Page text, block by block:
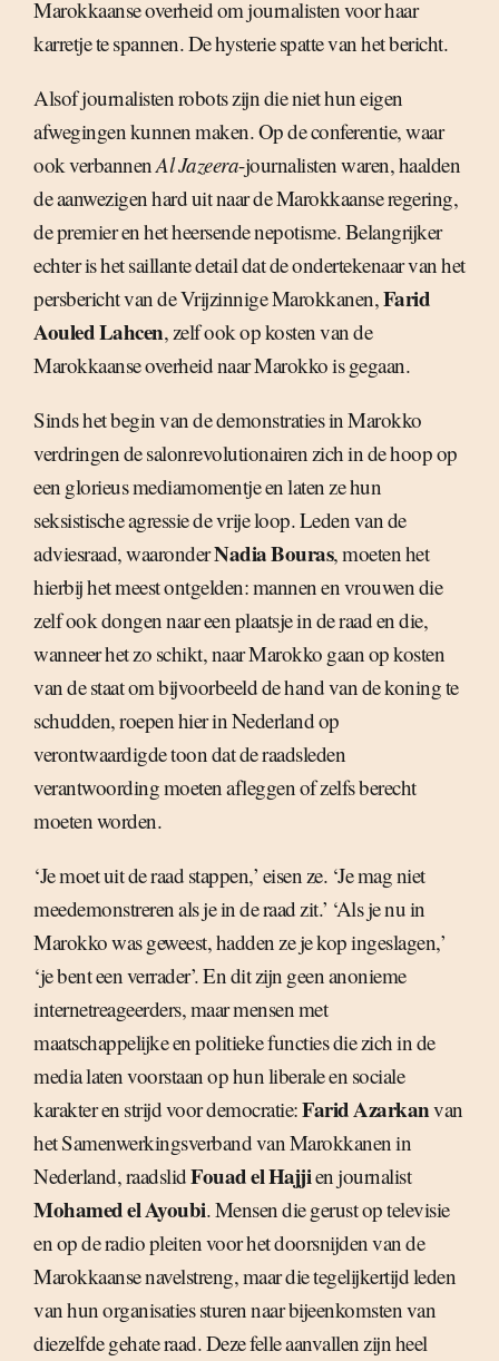
Marokkaanse overheid om journalisten voor haar
karretje te spannen. De hysterie spatte van het bericht.
Alsof journalisten robots zijn die niet hun eigen
afwegingen kunnen maken. Op de conferentie, waar
ook verbannenAl Jazeera-journalisten waren, haalden
de aanwezigen hard uit naar de Marokkaanse regering,
de premier en het heersende nepotisme. Belangrijker
echter is het saillante detail dat de ondertekenaar van het
persbericht van de Vrijzinnige Marokkanen,Farid
Aouled Lahcen, zelf ook op kosten van de
Marokkaanse overheid naar Marokko is gegaan.
Sinds het begin van de demonstraties in Marokko
verdringen de salonrevolutionairen zich in de hoop op
een glorieus mediamomentje en laten ze hun
seksistische agressie de vrije loop. Leden van de
adviesraad, waaronderNadia Bouras, moeten het
hierbij het meest ontgelden: mannen en vrouwen die
zelf ook dongen naar een plaatsje in de raad en die,
wanneer het zo schikt, naar Marokko gaan op kosten
van de staat om bijvoorbeeld de hand van de koning te
schudden, roepen hier in Nederland op
verontwaardigde toon dat de raadsleden
verantwoording moeten afleggen of zelfs berecht
moeten worden.
‘Je moet uit de raad stappen,’ eisen ze. ‘Je mag niet
meedemonstreren als je in de raad zit.’ ‘Als je nu in
Marokko was geweest, hadden ze je kop ingeslagen,’
‘je bent een verrader’. En dit zijn geen anonieme
internetreageerders, maar mensen met
maatschappelijke en politieke functies die zich in de
media laten voorstaan op hun liberale en sociale
karakter en strijd voor democratie:Farid Azarkanvan
het Samenwerkingsverband van Marokkanen in
Nederland, raadslidFouad el Hajjien journalist
Mohamed el Ayoubi. Mensen die gerust op televisie
en op de radio pleiten voor het doorsnijden van de
Marokkaanse navelstreng, maar die tegelijkertijd leden
van hun organisaties sturen naar bijeenkomsten van
diezelfde gehate raad. Deze felle aanvallen zijn heel